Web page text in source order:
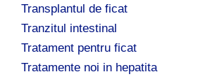
Transplantul de ficat
Tranzitul intestinal
Tratament pentru ficat
Tratamente noi in hepatita